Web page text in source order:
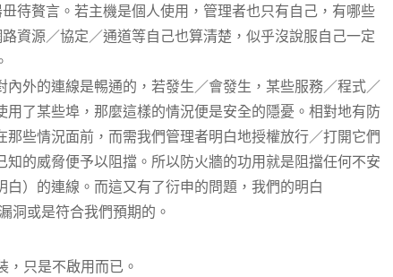
待贅言。若主機是個人使用，管理者也只有自己，有哪些
資源／協定／通道等自己也算清楚，似乎沒說服自己一定
內外的連線是𣈱通的，若發生／會發生，某些服務／程式／
用了某些埠，那麼這樣的情況便是安全的隱憂。相對地有防
那些情況面前，而需我們管理者明白地授權放行／打開它們
知的威脅便予以阻擋。所以防火牆的功用就是阻擋任何不安
白）的連線。而這又有了衍申的問題，我們的明白
洞或是符合我們預期的。
只是不啟用而已。